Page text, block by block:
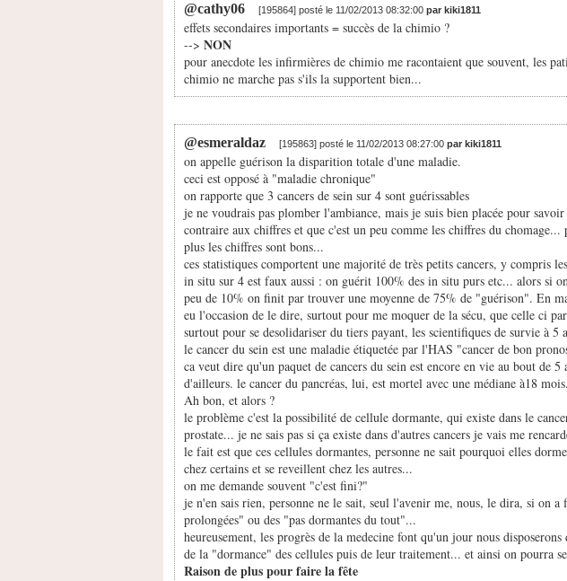
@cathy06 [195864] posté le 11/02/2013 08:32:00 par kiki1811
effets secondaires importants = succès de la chimio ?
--> NON
pour anecdote les infirmières de chimio me racontaient que souvent, les
chimio ne marche pas s'ils la supportent bien...
@esmeraldaz [195863] posté le 11/02/2013 08:27:00 par kiki1811
on appelle guérison la disparition totale d'une maladie.
ceci est opposé à "maladie chronique"
on rapporte que 3 cancers de sein sur 4 sont guérissables
je ne voudrais pas plomber l'ambiance, mais je suis bien placée pour
contraire aux chiffres et que c'est un peu comme les chiffres du
plus les chiffres sont bons...
ces statistiques comportent une majorité de très petits cancers, y compris
in situ sur 4 est faux aussi : on guérit 100% des in situ purs etc... alors si
peu de 10% on finit par trouver une moyenne de 75% de "guérison". En
eu l'occasion de le dire, surtout pour me moquer de la sécu, que celle ci
surtout pour se desolidariser du tiers payant, les scientifiques de survie à 5
le cancer du sein est une maladie étiquetée par l'HAS "cancer de bon
ca veut dire qu'un paquet de cancers du sein est encore en vie au bout de 5
d'ailleurs. le cancer du pancréas, lui, est mortel avec une médiane à18 mois.
Ah bon, et alors ?
le problème c'est la possibilité de cellule dormante, qui existe dans le
prostate... je ne sais pas si ça existe dans d'autres cancers je vais me
le fait est que ces cellules dormantes, personne ne sait pourquoi elles
chez certains et se reveillent chez les autres...
on me demande souvent "c'est fini?"
je n'en sais rien, personne ne le sait, seul l'avenir me, nous, le dira, si on a
prolongées" ou des "pas dormantes du tout"...
heureusement, les progrès de la medecine font qu'un jour nous disposerons
de la "dormance" des cellules puis de leur traitement... et ainsi on pourra
Raison de plus pour faire la fête